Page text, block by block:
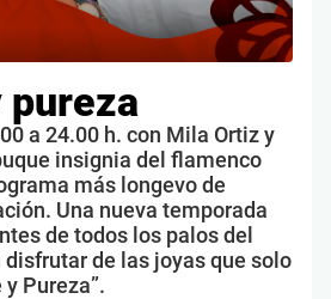
pureza
a 24.00 h. con Mila Ortiz y
insignia del flamenco
más longevo de
Una nueva temporada
de todos los palos del
de las joyas que solo
Pureza”.